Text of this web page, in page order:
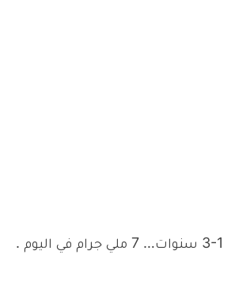
3-1 سنوات… 7 ملي جرام في اليوم .